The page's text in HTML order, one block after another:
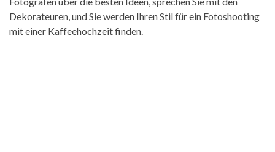
Dekorateuren, und Sie werden Ihren Stil für ein Fotoshooting
mit einer Kaffeehochzeit finden.